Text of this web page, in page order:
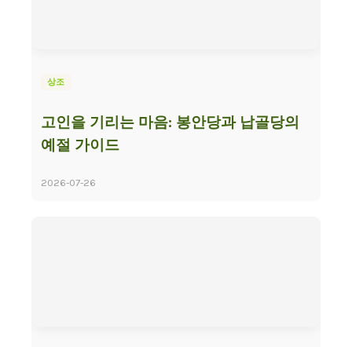
상조
고인을 기리는 마음: 봉안당과 납골당의
예절 가이드
2026-07-26